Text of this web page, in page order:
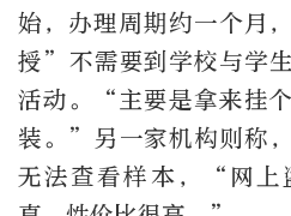
始，办理周期约一个月
授”不需要到学校与学
活动。“主要是拿来挂
装。”另一家机构则称
无法查看样本，“网上